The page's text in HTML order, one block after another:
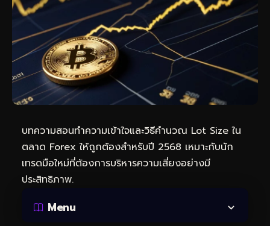
บทความสอนทำความเข้าใจและวิธีคำนวณ Lot Size ใน
ตลาด Forex ให้ถูกต้องสำหรับปี 2568 เหมาะกับนัก
เทรดมือใหม่ที่ต้องการบริหารความเสี่ยงอย่างมี
ประสิทธิภาพ.
Menu